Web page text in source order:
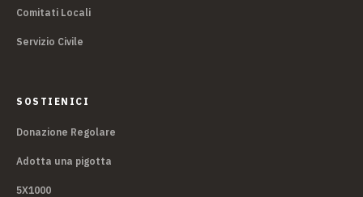
Comitati Locali
Servizio Civile
SOSTIENICI
Donazione Regolare
Adotta una pigotta
5X1000